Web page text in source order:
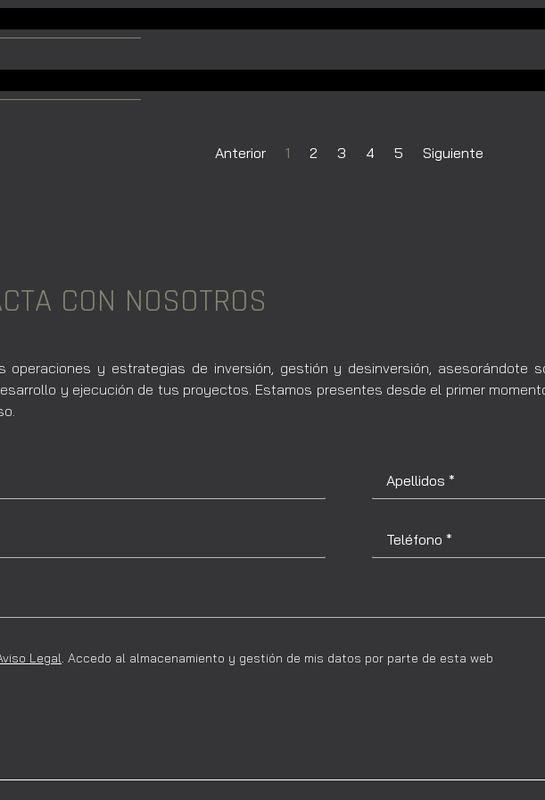
Anterior 1 2 3 4 5 Siguiente
CON NOSOTROS
operaciones y estrategias de inversión, gestión y desinversión, asesorándote
y ejecución de tus proyectos. Estamos presentes desde el primer
Legal. Accedo al almacenamiento y gestión de mis datos por parte de esta web